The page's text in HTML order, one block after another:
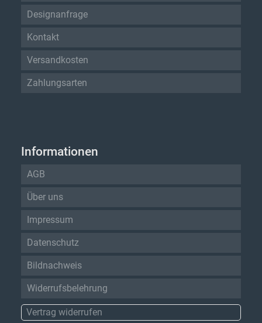
Designanfrage
Kontakt
Versandkosten
Zahlungsarten
Informationen
AGB
Über uns
Impressum
Datenschutz
Bildnachweis
Widerrufsbelehrung
Vertrag widerrufen